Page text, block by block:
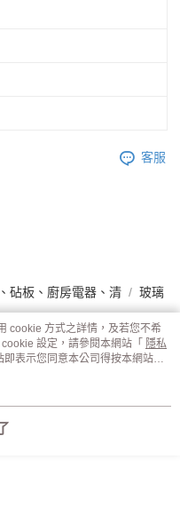
客服
砧板、廚房電器、清
玻璃
cookie 方式之詳情，及若您不希
設定，請參閱本網站「 隱私
表示您同意本公司得按本網站使